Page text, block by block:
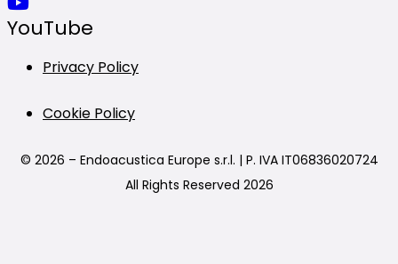
YouTube
Privacy Policy
Cookie Policy
© 2026 – Endoacustica Europe s.r.l. | P. IVA IT06836020724
All Rights Reserved 2026